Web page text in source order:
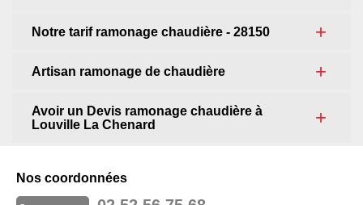
Notre tarif ramonage chaudière - 28150
Artisan ramonage de chaudière
Avoir un Devis ramonage chaudière à
Louville La Chenard
Nos coordonnées